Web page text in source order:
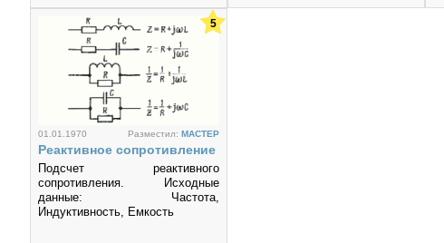
01.01.1970 Разместил: MACTEP
Реактивное сопротивление
Подсчет реактивного
сопротивления. Исходные
данные: Частота,
Индуктивность, Емкость
5